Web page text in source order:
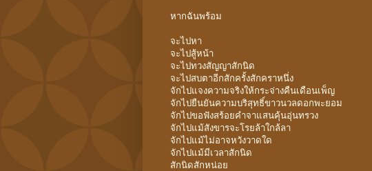
หากฉันพร้อม
จะไปหา
จะไปสู้หน้า
จะไปทวงสัญญาสักนิด
จะไปสบตาอีกสักครั้งสักคราหนึ่ง
จักไปแจงความจริงให้กระจ่างคืนเดือนเพ็ญ
จักไปยืนยันความบริสุทธิ์ขาวนวลดอกพะยอม
จักไปขอฟังสร้อยคำจาแสนคุ้นอุ่นทรวง
จักไปแม้สังขารจะโรยล้าใกล้ลา
จักไปแม้ไม่อาจหวังวาดใด
จักไปแม้มีเวลาสักนิด
สักนิดสักหน่อย